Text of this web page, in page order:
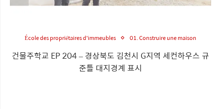
École des propriétaires d'immeubles 01. Construire une maison
건물주학교 EP 204 – 경상북도 김천시 G지역 세컨하우스 규
준틀 대지경계 표시